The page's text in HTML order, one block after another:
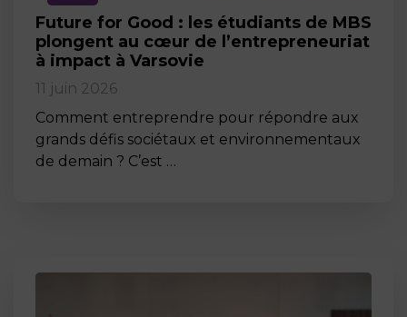
Future for Good : les étudiants de MBS
plongent au cœur de l’entrepreneuriat
à impact à Varsovie
11 juin 2026
Comment entreprendre pour répondre aux
grands défis sociétaux et environnementaux
de demain ? C’est …